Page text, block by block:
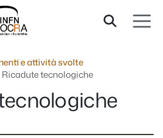
e attività svolte
Ricadute tecnologiche